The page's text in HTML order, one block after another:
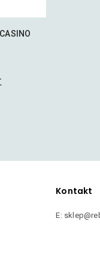
Kontakt
E: